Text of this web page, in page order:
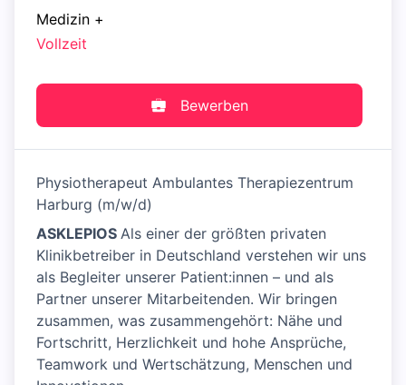
Medizin +
Vollzeit
Bewerben
Physiotherapeut Ambulantes Therapiezentrum
Harburg (m/w/d)
ASKLEPIOS Als einer der größten privaten
Klinikbetreiber in Deutschland verstehen wir uns
als Begleiter unserer Patient:innen – und als
Partner unserer Mitarbeitenden. Wir bringen
zusammen, was zusammengehört: Nähe und
Fortschritt, Herzlichkeit und hohe Ansprüche,
Teamwork und Wertschätzung, Menschen und